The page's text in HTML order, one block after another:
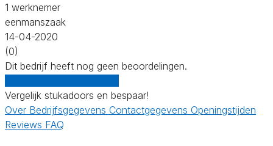
1 werknemer
eenmanszaak
14-04-2020
(0)
Dit bedrijf heeft nog geen beoordelingen.
Vergelijk stukadoors en bespaar!
Over Bedrijfsgegevens Contactgegevens Openingstijden
Reviews FAQ